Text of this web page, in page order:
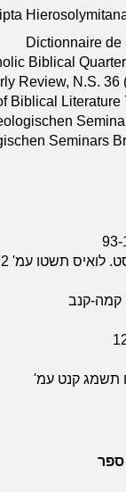
Dictionnaire
Biblical
Review, N.S. 36
Biblical Literature
Seminars
תשטו עמ' 78-72
קמה-קנב
תשמג קנט עמ'
ספר